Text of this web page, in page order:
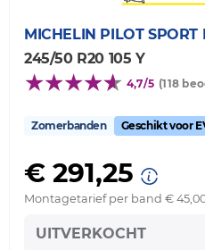
MICHELIN PILOT SPORT
245/50 R20 105 Y
4,7/5 (118
Zomerbanden Geschikt voor
€ 291,25
Montagetarief per band €
UITVERKOCHT